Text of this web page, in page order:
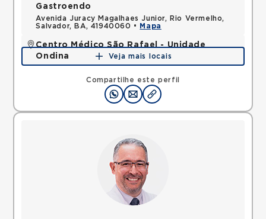
Compartilhe este perfil
Gastroendo
Avenida Juracy Magalhaes Junior, Rio Vermelho,
Salvador, BA, 41940060 •
Mapa
Centro Médico São Rafael - Unidade
Ondina
Avenida Milton Santos, Ondina, Salvador, BA,
Mapa
Veja mais locais